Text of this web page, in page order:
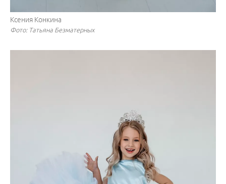
Ксения Конкина
Фото: Татьяна Безматерных